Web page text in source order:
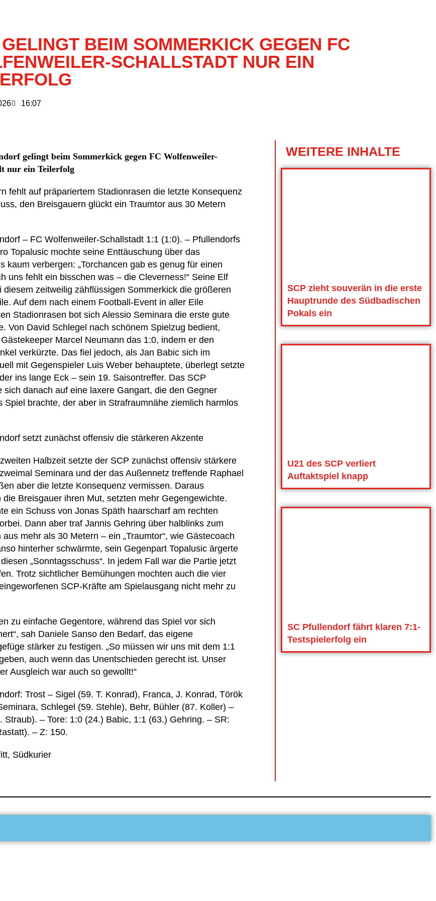
BEIM SOMMERKICK GEGEN FC
SCHALLSTADT NUR EIN
16:07
gelingt beim Sommerkick gegen FC Wolfenweiler-
nur ein Teilerfolg
fehlt auf präpariertem Stadionrasen die letzte Konsequenz
den Breisgauern glückt ein Traumtor aus 30 Metern
– FC Wolfenweiler-Schallstadt 1:1 (1:0). – Pfullendorfs
Topalusic mochte seine Enttäuschung über das
kaum verbergen: „Torchancen gab es genug für einen
uns fehlt ein bisschen was – die Cleverness!“ Seine Elf
diesem zeitweilig zähflüssigen Sommerkick die größeren
Auf dem nach einem Football-Event in aller Eile
Stadionrasen bot sich Alessio Seminara die erste gute
Von David Schlegel nach schönem Spielzug bedient,
Marcel Neumann das 1:0, indem er den
verkürzte. Das fiel jedoch, als Jan Babic sich im
mit Gegenspieler Luis Weber behauptete, überlegt setzte
ins lange Eck – sein 19. Saisontreffer. Das SCP
sich danach auf eine laxere Gangart, die den Gegner
Spiel brachte, der aber in Strafraumnähe ziemlich harmlos
setzt zunächst offensiv die stärkeren Akzente
Halbzeit setzte der SCP zunächst offensiv stärkere
Seminara und der das Außennetz treffende Raphael
aber die letzte Konsequenz vermissen. Daraus
die Breisgauer ihren Mut, setzten mehr Gegengewichte.
ein Schuss von Jonas Späth haarscharf am rechten
Dann aber traf Jannis Gehring über halblinks zum
aus mehr als 30 Metern – ein „Traumtor“, wie Gästecoach
hinterher schwärmte, sein Gegenpart Topalusic ärgerte
„Sonntagsschuss“. In jedem Fall war die Partie jetzt
Trotz sichtlicher Bemühungen mochten auch die vier
SCP-Kräfte am Spielausgang nicht mehr zu
zu einfache Gegentore, während das Spiel vor sich
sah Daniele Sanso den Bedarf, das eigene
stärker zu festigen. „So müssen wir uns mit dem 1:1
auch wenn das Unentschieden gerecht ist. Unser
Ausgleich war auch so gewollt!“
Trost – Sigel (59. T. Konrad), Franca, J. Konrad, Török
Schlegel (59. Stehle), Behr, Bühler (87. Koller) –
Straub). – Tore: 1:0 (24.) Babic, 1:1 (63.) Gehring. – SR:
– Z: 150.
Südkurier
WEITERE INHALTE
SCP zieht souverän in die erste
Hauptrunde des Südbadischen
Pokals ein
U21 des SCP verliert
Auftaktspiel knapp
SC Pfullendorf fährt klaren 7:1-
Testspielerfolg ein